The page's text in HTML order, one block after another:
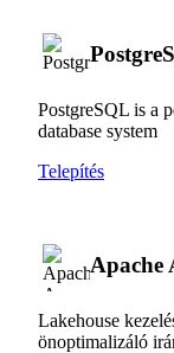
PostgreSQL is a
database system
Telepítés
Apache
Lakehouse
önoptimalizáló